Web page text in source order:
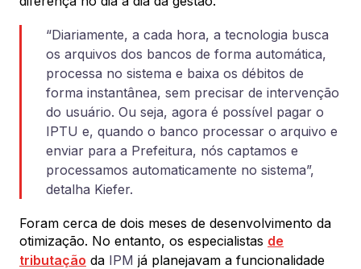
“Diariamente, a cada hora, a tecnologia busca
os arquivos dos bancos de forma automática,
processa no sistema e baixa os débitos de
forma instantânea, sem precisar de intervenção
do usuário. Ou seja, agora é possível pagar o
IPTU e, quando o banco processar o arquivo e
enviar para a Prefeitura, nós captamos e
processamos automaticamente no sistema”,
detalha Kiefer.
Foram cerca de dois meses de desenvolvimento da
otimização. No entanto, os especialistas de
tributação da IPM já planejavam a funcionalidade